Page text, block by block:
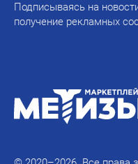
Подписываясь на
получение рекламных